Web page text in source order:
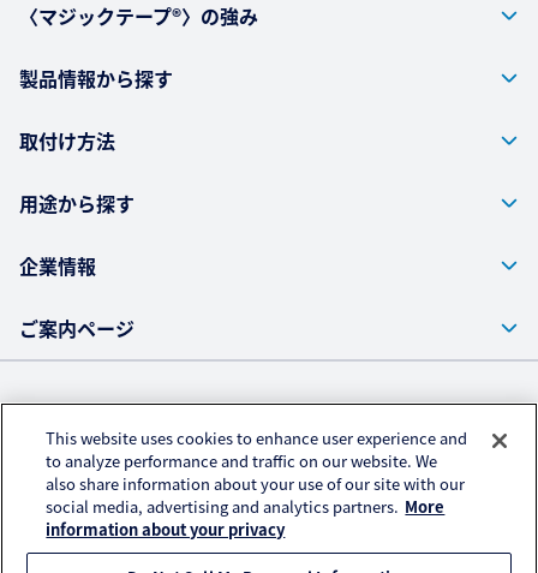
〈マジックテープ®〉の強み
製品情報から探す
取付け方法
用途から探す
企業情報
ご案内ページ
プライバシーポリシー
アクセスデータの取扱いについて
All rights reserved.
This website uses cookies to enhance user experience and
to analyze performance and traffic on our website. We
also share information about your use of our site with our
social media, advertising and analytics partners. More
information about your privacy